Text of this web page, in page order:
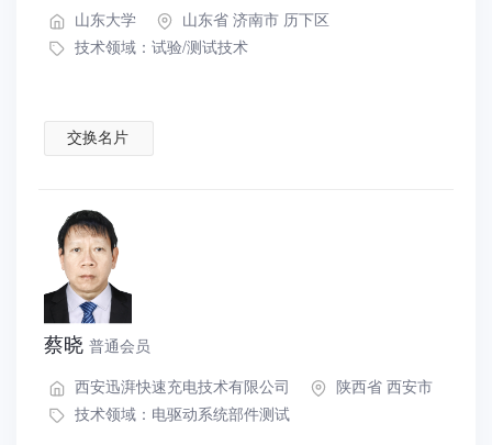
山东大学
山东省 济南市 历下区
技术领域： 试验/测试技术
交换名片
蔡晓 普通会员
西安迅湃快速充电技术有限公司
陕西省 西安市
技术领域： 电驱动系统部件测试